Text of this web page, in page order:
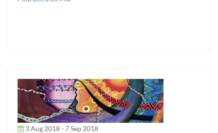
3 Aug 2018 - 7 Sep 2018